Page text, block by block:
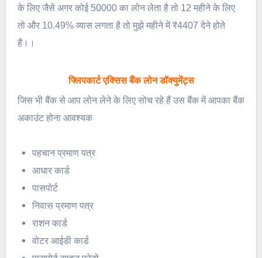
के लिए जैसे अगर कोई 50000 का लोन लेता है तो 12 महीने के लिए
तो और 10.49% व्यास लगता है तो मुझे महीने में ₹4407 देने होते
हैं।।
फ्लिपकार्ट एक्सिस बैंक लोन डॉक्युमेंट्स
जिस भी बैंक से आप लोन लेने के लिए सोच रहे हैं उस बैंक में आपका बैंक
अकाउंट होना आवश्यक
पहचान प्रमाण पत्र
आधार कार्ड
पासपोर्ट
निवास प्रमाण पत्र
राशन कार्ड
वोटर आईडी कार्ड